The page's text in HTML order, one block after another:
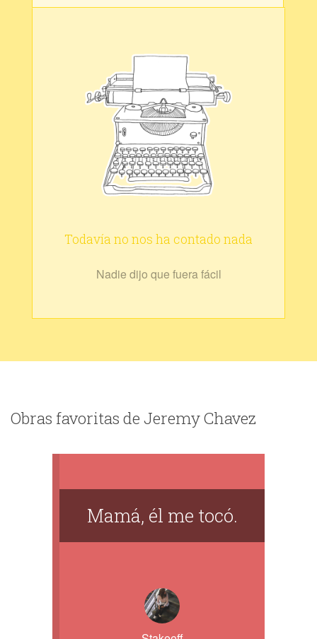
Todavía no nos ha contado nada
Nadie dijo que fuera fácil
Obras favoritas de Jeremy Chavez
Mamá, él me tocó.